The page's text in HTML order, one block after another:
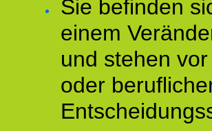
Sie befinden
einem
und stehen
oder